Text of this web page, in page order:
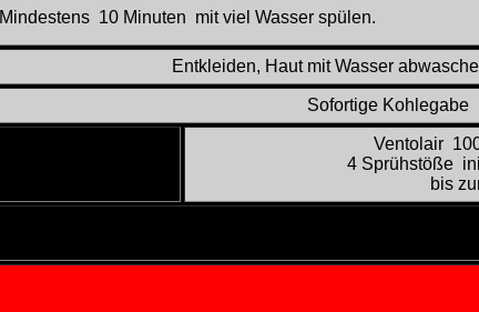
Mindestens 10 Minuten mit viel Wasser spülen.
Entkleiden, Haut mit Wasser
Sofortige Kohlegabe
Ventolair
4 Sprühstöße
bis